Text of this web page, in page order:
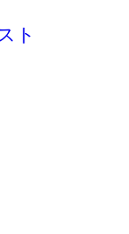
ト